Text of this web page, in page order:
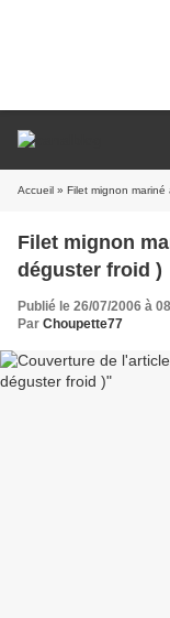
Accueil » Filet mignon
Filet mignon
déguster froid )
Publié le 26/07/2006 à
Par Choupette77